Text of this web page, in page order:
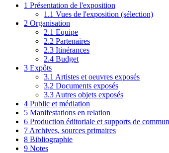
1 Présentation de l'exposition
1.1 Vues de l'exposition (sélection)
2 Organisation
2.1 Equipe
2.2 Partenaires
2.3 Itinérances
2.4 Budget
3 Expôts
3.1 Artistes et oeuvres exposés
3.2 Documents exposés
3.3 Autres objets exposés
4 Public et médiation
5 Manifestations en relation
6 Production éditoriale et supports de
7 Archives, sources primaires
8 Bibliographie
9 Notes